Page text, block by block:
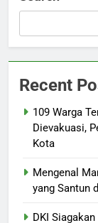
Recent
109 Warga
Dievakuasi,
Kota
Mengenal
yang Santun
DKI